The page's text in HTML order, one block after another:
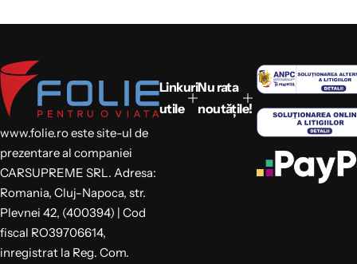
www.folie.ro este site-ul de
prezentare al companiei
CARSUPREME SRL. Adresa:
Romania, Cluj-Napoca, str.
Plevnei 42, (400394) | Cod
fiscal RO39706614,
inregistrat la Reg. Com.
Linkuri
utile
Nu rata
noutățile!